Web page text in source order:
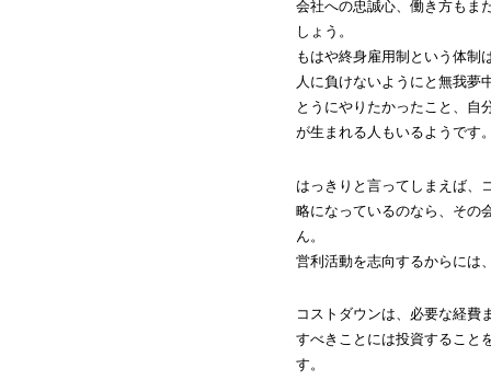
会社への忠誠心、働き方もま
しょう。
もはや終身雇用制という体制
人に負けないようにと無我夢
とうにやりたかったこと、自
が生まれる人もいるようです
はっきりと言ってしまえば、
略になっているのなら、その
ん。
営利活動を志向するからには
コストダウンは、必要な経費
すべきことには投資すること
す。